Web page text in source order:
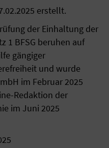
erstellt.
der Einhaltung der
1 BFSG beruhen auf
gängiger
und wurde
im Februar 2025
Redaktion der
im Juni 2025